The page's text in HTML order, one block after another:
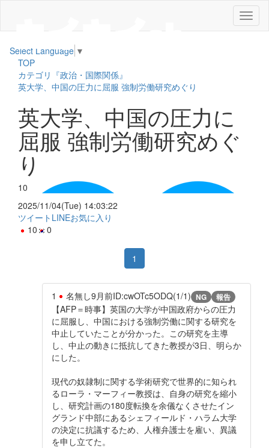
メ
ニ
Select Language ▼
TOP
カテゴリ『政治・国際関係』
英大学、中国の圧力に屈服 強制労働研究めぐり
英大学、中国の圧力に
屈服 強制労働研究めぐ
り
10
2025/11/04(Tue) 14:03:22
ツイート LINEお気に入り
10
0
1
1 名無し9月前ID:cwOTc5ODQ(1/1) NG 報告
【AFP＝時事】英国の大学が中国政府からの圧力
に屈服し、中国における強制労働に関する研究を
中止していたことが分かった。この研究を主導
し、中止の動きに抵抗してきた教授が3日、明らか
にした。
現代の奴隷制に関する学術研究で世界的に知られ
るローラ・マーフィー教授は、自身の研究を縮小
し、研究計画の180度転換を余儀なくさせたイン
グランド中部にあるシェフィールド・ハラム大学
の決定に抗議するため、人権弁護士を雇い、異議
を申し立てた。